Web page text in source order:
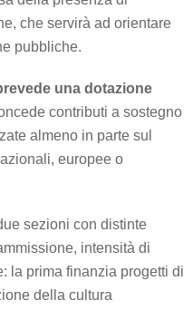
che servirà ad orientare
pubbliche.
una dotazione
contributi a sostegno
almeno in parte sul
europee o
sezioni con distinte
intensità di
la prima finanzia progetti di
della cultura